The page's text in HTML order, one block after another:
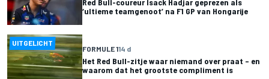
‘ultieme teamgenoot’ na F1 GP van Hongarije
UITGELICHT
FORMULE 114 d
Het Red Bull-zitje waar niemand over praat – en
waarom dat het grootste compliment is